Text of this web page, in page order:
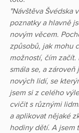
"Návštěva Švédska
poznatky a hlavně
novým věcem.
způsobů, jak mohu
možností, čím začít.
smála se, a
nových lidí, se
jsem si z celého
cvičit s různými
a aplikovat nějaké
hodiny dětí. A jsem